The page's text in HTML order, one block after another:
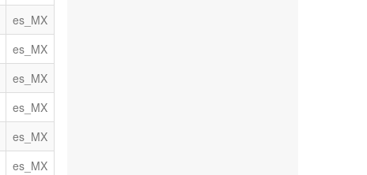
es_MX
es_MX
es_MX
es_MX
es_MX
es_MX